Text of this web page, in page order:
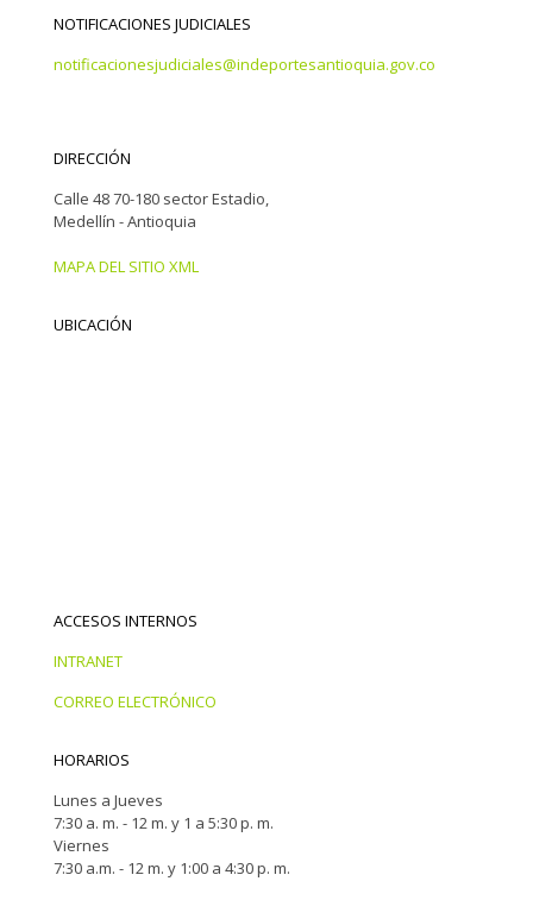
NOTIFICACIONES JUDICIALES
notificacionesjudiciales@indeportesantioquia.gov.co
DIRECCIÓN
Calle 48 70-180 sector Estadio,
Medellín - Antioquia
MAPA DEL SITIO XML
UBICACIÓN
ACCESOS INTERNOS
INTRANET
CORREO ELECTRÓNICO
HORARIOS
Lunes a Jueves
7:30 a. m. - 12 m. y 1 a 5:30 p. m.
Viernes
7:30 a.m. - 12 m. y 1:00 a 4:30 p. m.